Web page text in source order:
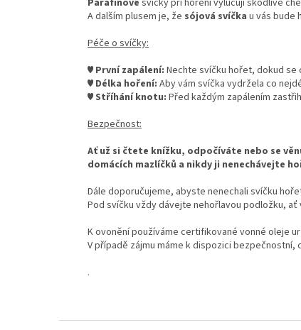
Parafínové svíčky při hoření vylučují škodlivé
A dalším plusem je, že sójová svíčka u vás bude
Péče o svíčky:
♥ První zapálení: Nechte svíčku hořet, dokud se
♥ Délka hoření: Aby vám svíčka vydržela co
♥Stříhání knotu: Před každým zapálením
Bezpečnost:
Ať už si čtete knížku, odpočíváte nebo se
domácích mazlíčků a nikdy ji nenechávejte
Dále doporučujeme, abyste nenechali svíčku
Pod svíčku vždy dávejte nehořlavou podložku,
K ovonění používáme certifikované vonné oleje
V případě zájmu máme k dispozici bezpečnostní,
.